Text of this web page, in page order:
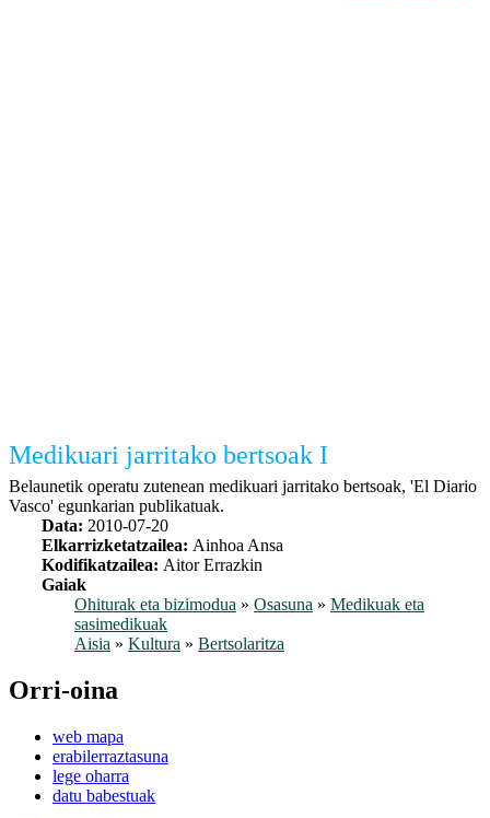
Medikuari jarritako bertsoak I
Belaunetik operatu zutenean medikuari jarritako bertsoak, 'El Diario
Vasco' egunkarian publikatuak.
Data: 2010-07-20
Elkarrizketatzailea: Ainhoa Ansa
Kodifikatzailea: Aitor Errazkin
Gaiak
Ohiturak eta bizimodua » Osasuna » Medikuak eta
sasimedikuak
Aisia » Kultura » Bertsolaritza
Orri-oina
web mapa
erabilerraztasuna
lege oharra
datu babestuak